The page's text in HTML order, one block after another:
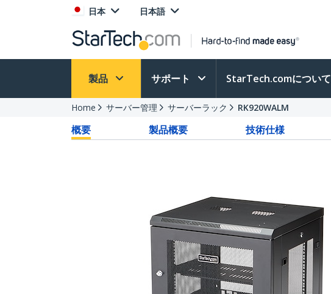
日本 日本語
製品 サポート StarTech.comについて
Home サーバー管理 サーバーラック RK920WALM
概要 製品概要 技術仕様